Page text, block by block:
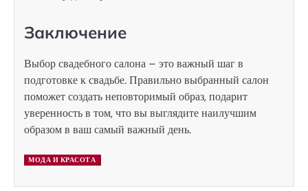
Заключение
Выбор свадебного салона – это важный шаг в
подготовке к свадьбе. Правильно выбранный салон
поможет создать неповторимый образ, подарит
уверенность в том, что вы выглядите наилучшим
образом в ваш самый важный день.
МОДА И КРАСОТА